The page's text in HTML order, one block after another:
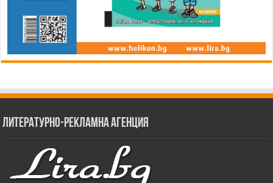
Литературно-рекламна агенция